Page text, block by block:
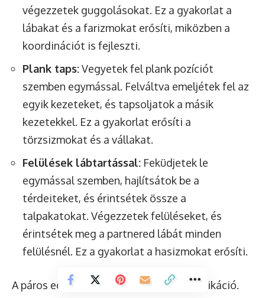
végezzetek guggolásokat. Ez a gyakorlat a
lábakat és a farizmokat erősíti, miközben a
koordinációt is fejleszti.
Plank taps:Vegyetek fel plank pozíciót
szemben egymással. Felváltva emeljétek fel az
egyik kezeteket, és tapsoljatok a másik
kezetekkel. Ez a gyakorlat erősíti a
törzsizmokat és a vállakat.
Felülések lábtartással: Feküdjetek le
egymással szemben, hajlítsátok be a
térdeiteket, és érintsétek össze a
talpakatokat. Végezzetek felüléseket, és
érintsétek meg a partnered lábát minden
felülésnél. Ez a gyakorlat a hasizmokat erősíti.
A páros edzések során fontos a kommunikáció.